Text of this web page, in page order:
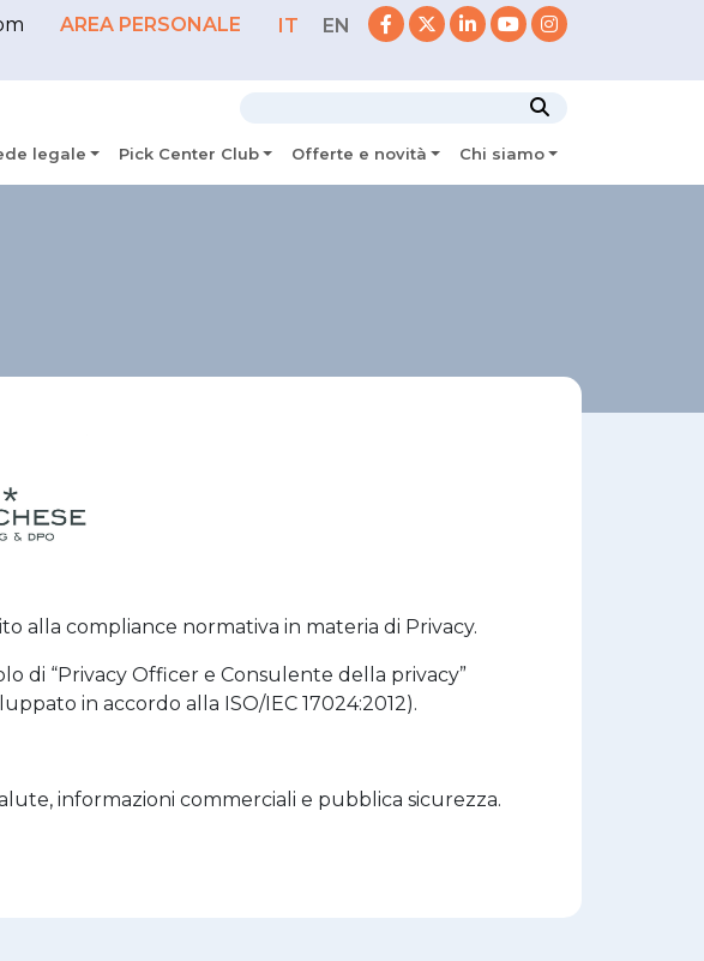
AREA PERSONALE IT EN
legale Pick Center Club Offerte e novità Chi siamo
alla compliance normativa in materia di Privacy.
di “Privacy Officer e Consulente della privacy”
in accordo alla ISO/IEC 17024:2012).
informazioni commerciali e pubblica sicurezza.